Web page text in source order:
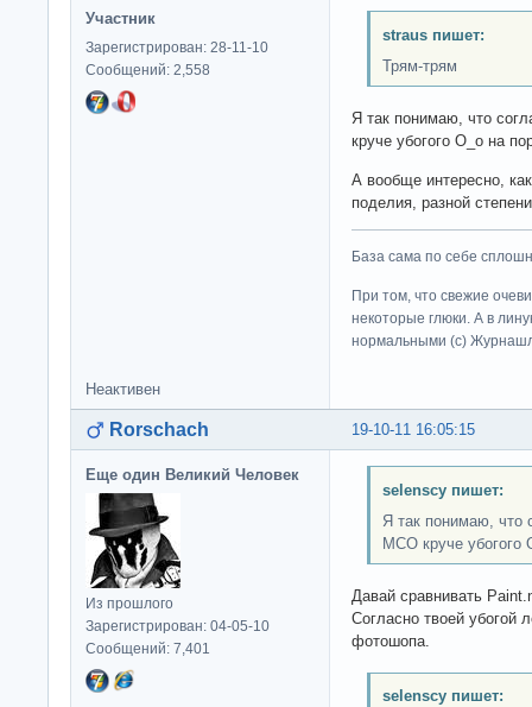
Участник
Зарегистрирован: 28-11-10
Сообщений: 2,558
straus пишет:
Трям-трям
Я так понимаю, что
круче убогого О_о на
А вообще интересно,
поделия, разной
База сама по себе
При том, что свежие
некоторые глюки. А в
нормальными (c)
Неактивен
19-10-11 16:05:15
Rorschach
Еще один Великий Человек
Из прошлого
Зарегистрирован: 04-05-10
Сообщений: 7,401
selenscy пишет:
Я так понимаю, что
МСО круче убогого
Давай сравнивать
Согласно твоей убогой
фотошопа.
selenscy пишет: